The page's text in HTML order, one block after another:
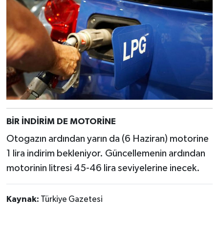
BİR İNDİRİM DE MOTORİNE
Otogazın ardından yarın da (6 Haziran) motorine
1 lira indirim bekleniyor. Güncellemenin ardından
motorinin litresi 45-46 lira seviyelerine inecek.
Kaynak: Türkiye Gazetesi